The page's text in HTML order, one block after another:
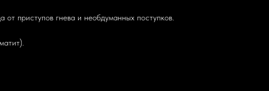
от приступов гнева и необдуманных поступков.